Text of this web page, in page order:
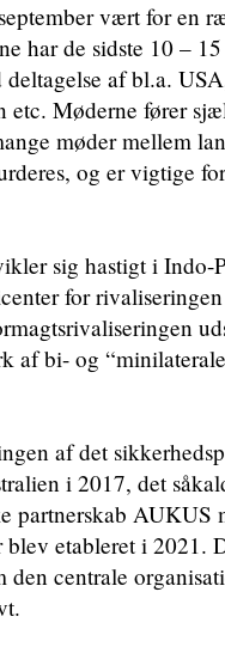
vært for en
har de sidste 10 –
af bl.a.
etc. Møderne fører
møder mellem
og er vigtige
sig hastigt i Indo-
for
af bi- og
af det
i 2017, det
partnerskab AUKUS
etableret i 2021.
den centrale